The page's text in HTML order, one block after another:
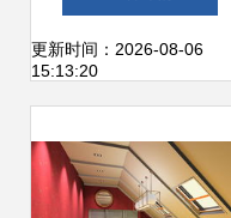
建材的新选择
更新时间：2026-08-06
15:13:20